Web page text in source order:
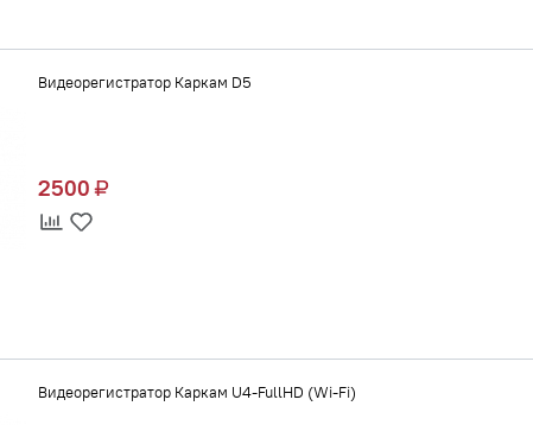
Видеорегистратор Каркам D5
2500
Видеорегистратор Каркам U4-FullHD (Wi-Fi)